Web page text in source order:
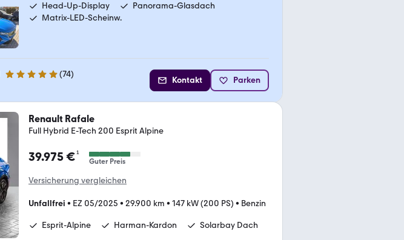
Head-Up-Display
Panorama-Glasdach
Matrix-LED-Scheinw.
4.9 Sterne (74)
Kontakt Parken
Renault Rafale
Full Hybrid E-Tech 200 Esprit Alpine
39.975 €¹
Guter Preis
Versicherung vergleichen
Unfallfrei • EZ 05/2025 • 29.900 km • 147 kW (200 PS) • Benzin
Esprit-Alpine Harman-Kardon Solarbay Dach